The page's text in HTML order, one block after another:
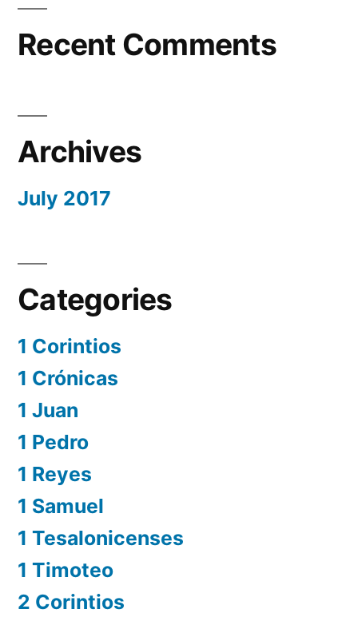
Recent Comments
Archives
July 2017
Categories
1 Corintios
1 Crónicas
1 Juan
1 Pedro
1 Reyes
1 Samuel
1 Tesalonicenses
1 Timoteo
2 Corintios